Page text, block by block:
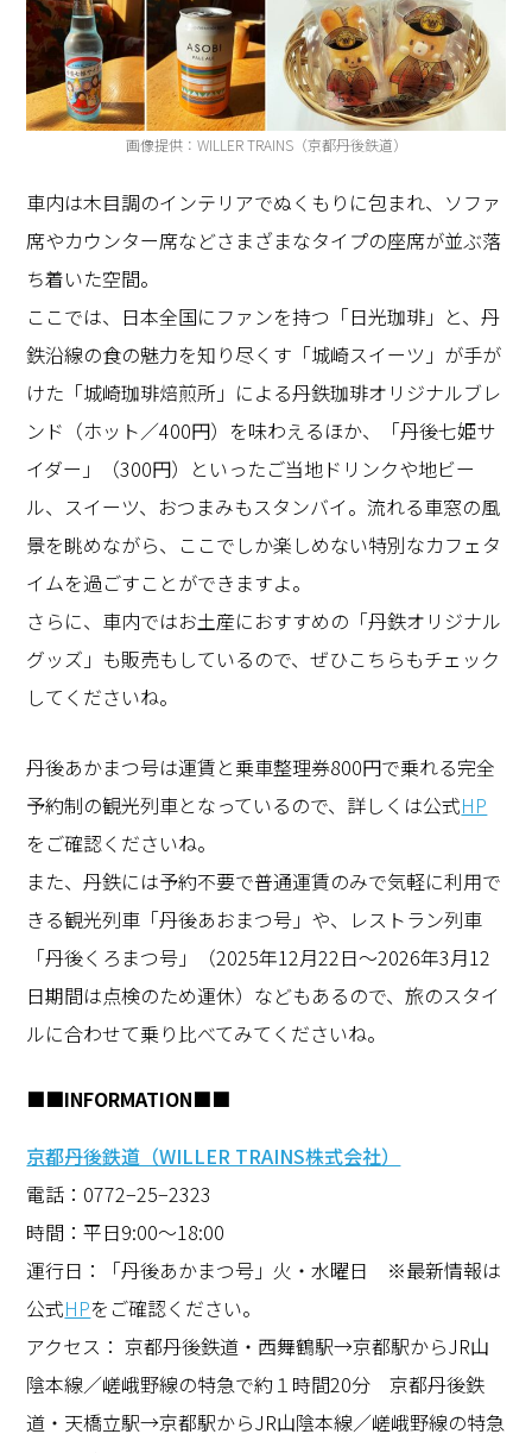
画像提供：WILLER TRAINS（京都丹後鉄道）
車内は木目調のインテリアでぬくもりに包まれ、ソファ
席やカウンター席などさまざまなタイプの座席が並ぶ落
ち着いた空間。
ここでは、日本全国にファンを持つ「日光珈琲」と、丹
鉄沿線の食の魅力を知り尽くす「城崎スイーツ」が手が
けた「城崎珈琲焙煎所」による丹鉄珈琲オリジナルブレ
ンド（ホット／400円）を味わえるほか、「丹後七姫サ
イダー」（300円）といったご当地ドリンクや地ビー
ル、スイーツ、おつまみもスタンバイ。流れる車窓の風
景を眺めながら、ここでしか楽しめない特別なカフェタ
イムを過ごすことができますよ。
さらに、車内ではお土産におすすめの「丹鉄オリジナル
グッズ」も販売もしているので、ぜひこちらもチェック
してくださいね。
丹後あかまつ号は運賃と乗車整理券800円で乗れる完全
予約制の観光列車となっているので、詳しくは公式HP
をご確認くださいね。
また、丹鉄には予約不要で普通運賃のみで気軽に利用で
きる観光列車「丹後あおまつ号」や、レストラン列車
「丹後くろまつ号」（2025年12月22日〜2026年3月12
日期間は点検のため運休）などもあるので、旅のスタイ
ルに合わせて乗り比べてみてくださいね。
■■INFORMATION■■
京都丹後鉄道（WILLER TRAINS株式会社）
電話：0772−25−2323
時間：平日9:00〜18:00
運行日：「丹後あかまつ号」火・水曜日 ※最新情報は
公式HPをご確認ください。
アクセス： 京都丹後鉄道・西舞鶴駅→京都駅からJR山
陰本線／嵯峨野線の特急で約１時間20分 京都丹後鉄
道・天橋立駅→京都駅からJR山陰本線／嵯峨野線の特急